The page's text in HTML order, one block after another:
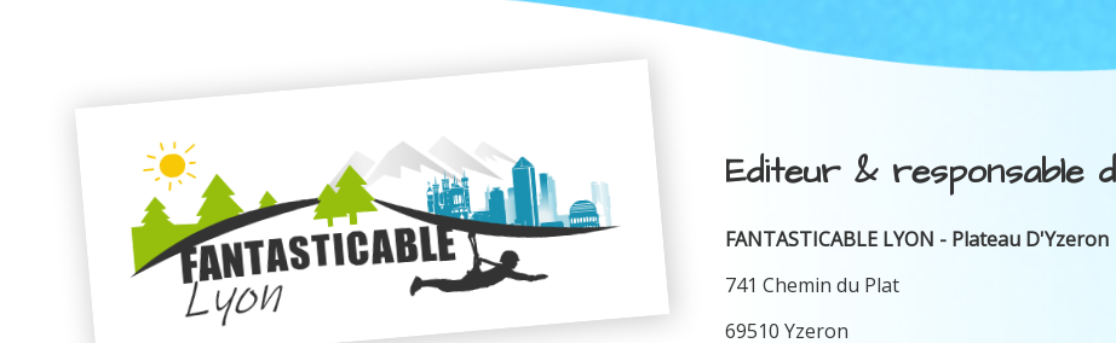
Editeur & responsable
FANTASTICABLE LYON - Plateau D'Yzeron
741 Chemin du Plat
69510 Yzeron